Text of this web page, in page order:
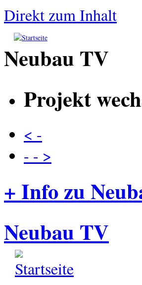
Direkt zum Inhalt
Neubau TV
Projekt
< -
- - >
+ Info zu
Neubau TV